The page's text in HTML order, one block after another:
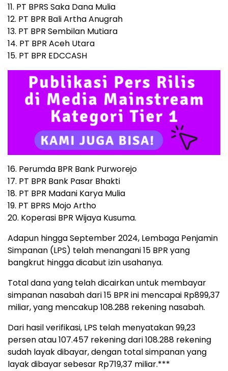
11. PT BPRS Saka Dana Mulia
12. PT BPR Bali Artha Anugrah
13. PT BPR Sembilan Mutiara
14. PT BPR Aceh Utara
15. PT BPR EDCCASH
16. Perumda BPR Bank Purworejo
17. PT BPR Bank Pasar Bhakti
18. PT BPR Madani Karya Mulia
19. PT BPRS Mojo Artho
20. Koperasi BPR Wijaya Kusuma.
Adapun hingga September 2024, Lembaga Penjamin
Simpanan (LPS) telah menangani 15 BPR yang
bangkrut hingga dicabut izin usahanya.
Total dana yang telah dicairkan untuk membayar
simpanan nasabah dari 15 BPR ini mencapai Rp899,37
miliar, yang mencakup 108.288 rekening nasabah.
Dari hasil verifikasi, LPS telah menyatakan 99,23
persen atau 107.457 rekening dari 108.288 rekening
sudah layak dibayar, dengan total simpanan yang
layak dibayar sebesar Rp719,37 miliar.***